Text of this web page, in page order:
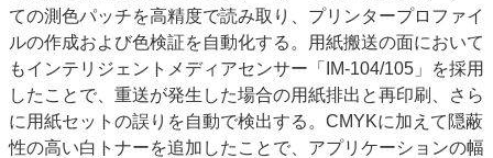
運営
会社案内
購読・購入申し込み
サイトポリシー
お問い合わせ
ての測色パッチを高精度で読み取り、プリンタープロファイ
ルの作成および色検証を自動化する。用紙搬送の面において
もインテリジェントメディアセンサー「IM-104/105」を採用
したことで、重送が発生した場合の用紙排出と再印刷、さら
に用紙セットの誤りを自動で検出する。CMYKに加えて隠蔽
性の高い白トナーを追加したことで、アプリケーションの幅